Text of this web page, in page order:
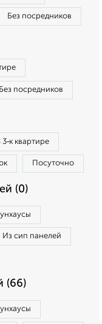
Без посредников
Без посредников
3‑к квартире
Посуточно
(0)
Из сип панелей
(66)